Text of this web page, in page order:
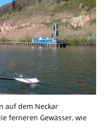
auf dem Neckar
ferneren Gewässer, wie